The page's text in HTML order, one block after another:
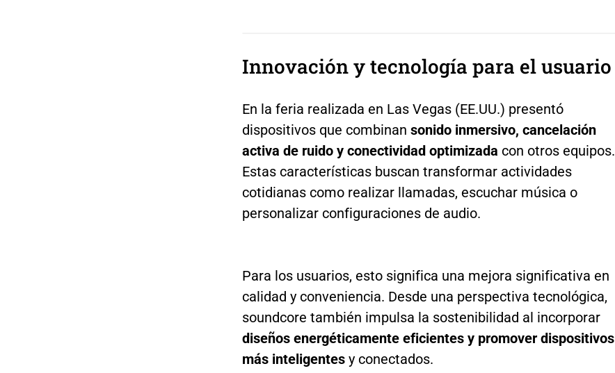
Innovación y tecnología para el usuario
En la feria realizada en Las Vegas (EE.UU.) presentó
dispositivos que combinan sonido inmersivo, cancelación
activa de ruido y conectividad optimizada con otros equipos.
Estas características buscan transformar actividades
cotidianas como realizar llamadas, escuchar música o
personalizar configuraciones de audio.
Para los usuarios, esto significa una mejora significativa en
calidad y conveniencia. Desde una perspectiva tecnológica,
soundcore también impulsa la sostenibilidad al incorporar
diseños energéticamente eficientes y promover dispositivos
más inteligentes y conectados.